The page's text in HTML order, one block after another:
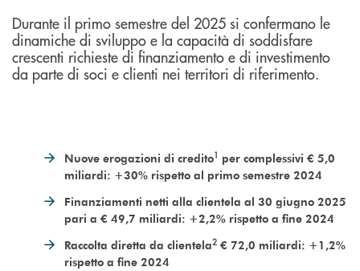
Durante il primo semestre del 2025 si confermano le
dinamiche di sviluppo e la capacità di soddisfare
crescenti richieste di finanziamento e di investimento
da parte di soci e clienti nei territori di riferimento.
Nuove erogazioni di credito1 per complessivi € 5,0
miliardi: +30% rispetto al primo semestre 2024
Finanziamenti netti alla clientela al 30 giugno 2025
pari a € 49,7 miliardi: +2,2% rispetto a fine 2024
Raccolta diretta da clientela2 € 72,0 miliardi: +1,2%
rispetto a fine 2024